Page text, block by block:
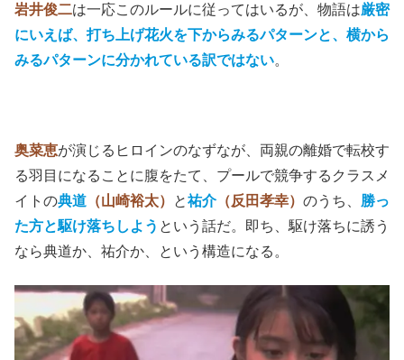
岩井俊二は一応このルールに従ってはいるが、物語は厳密
にいえば、打ち上げ花火を下からみるパターンと、横から
みるパターンに分かれている訳ではない。
奥菜恵が演じるヒロインのなずなが、両親の離婚で転校す
る羽目になることに腹をたて、プールで競争するクラスメ
イトの典道 （山崎裕太） と祐介（反田孝幸） のうち、 勝っ
た方と駆け落ちしよう という話だ。即ち、駆け落ちに誘う
なら典道か、祐介か、という構造になる。